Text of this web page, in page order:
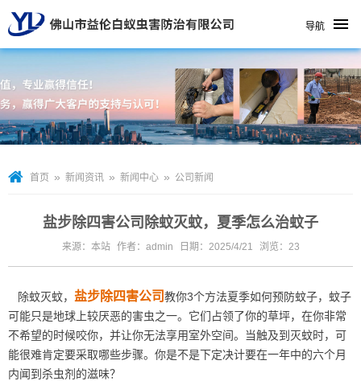
导航
首页 » 新闻资讯 » 新闻中心 » 公司新闻
盐步除四害公司除蚊灭蚊，夏季怎么治蚊子
来源：本站 作者：admin 日期：2025/4/21 浏览： 23
除蚊灭蚊， 盐步除四害公司教你3个方法夏季如何预防蚊子，蚊子
可能只是地球上较厌恶的害虫之一。它们占领了你的草坪，在你非常
不希望的时候咬你，并让你无法享用室外空间。当触及到灭蚊时，可
能很难肯定要采取哪些步骤。你是不是下定决计要在一年中的六个月
内闻到杀虫剂的滋味？